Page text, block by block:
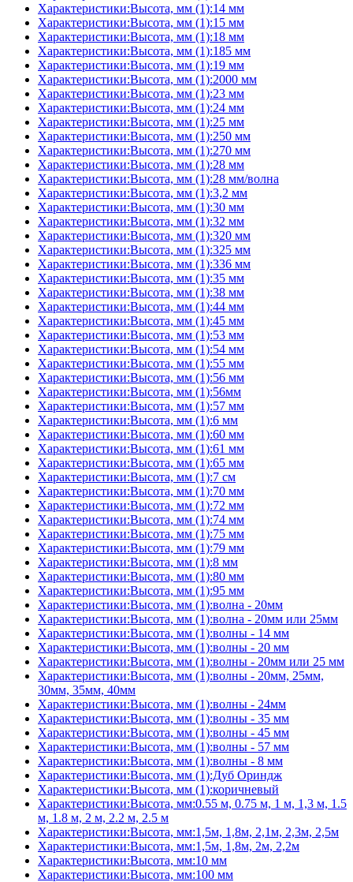
Характеристики:Высота, мм (1):14 мм
Характеристики:Высота, мм (1):15 мм
Характеристики:Высота, мм (1):18 мм
Характеристики:Высота, мм (1):185 мм
Характеристики:Высота, мм (1):19 мм
Характеристики:Высота, мм (1):2000 мм
Характеристики:Высота, мм (1):23 мм
Характеристики:Высота, мм (1):24 мм
Характеристики:Высота, мм (1):25 мм
Характеристики:Высота, мм (1):250 мм
Характеристики:Высота, мм (1):270 мм
Характеристики:Высота, мм (1):28 мм
Характеристики:Высота, мм (1):28 мм/волна
Характеристики:Высота, мм (1):3,2 мм
Характеристики:Высота, мм (1):30 мм
Характеристики:Высота, мм (1):32 мм
Характеристики:Высота, мм (1):320 мм
Характеристики:Высота, мм (1):325 мм
Характеристики:Высота, мм (1):336 мм
Характеристики:Высота, мм (1):35 мм
Характеристики:Высота, мм (1):38 мм
Характеристики:Высота, мм (1):44 мм
Характеристики:Высота, мм (1):45 мм
Характеристики:Высота, мм (1):53 мм
Характеристики:Высота, мм (1):54 мм
Характеристики:Высота, мм (1):55 мм
Характеристики:Высота, мм (1):56 мм
Характеристики:Высота, мм (1):56мм
Характеристики:Высота, мм (1):57 мм
Характеристики:Высота, мм (1):6 мм
Характеристики:Высота, мм (1):60 мм
Характеристики:Высота, мм (1):61 мм
Характеристики:Высота, мм (1):65 мм
Характеристики:Высота, мм (1):7 см
Характеристики:Высота, мм (1):70 мм
Характеристики:Высота, мм (1):72 мм
Характеристики:Высота, мм (1):74 мм
Характеристики:Высота, мм (1):75 мм
Характеристики:Высота, мм (1):79 мм
Характеристики:Высота, мм (1):8 мм
Характеристики:Высота, мм (1):80 мм
Характеристики:Высота, мм (1):95 мм
Характеристики:Высота, мм (1):волна - 20мм
Характеристики:Высота, мм (1):волна - 20мм или 25мм
Характеристики:Высота, мм (1):волны - 14 мм
Характеристики:Высота, мм (1):волны - 20 мм
Характеристики:Высота, мм (1):волны - 20мм или 25 мм
Характеристики:Высота, мм (1):волны - 20мм, 25мм,
30мм, 35мм, 40мм
Характеристики:Высота, мм (1):волны - 24мм
Характеристики:Высота, мм (1):волны - 35 мм
Характеристики:Высота, мм (1):волны - 45 мм
Характеристики:Высота, мм (1):волны - 57 мм
Характеристики:Высота, мм (1):волны - 8 мм
Характеристики:Высота, мм (1):Дуб Ориндж
Характеристики:Высота, мм (1):коричневый
Характеристики:Высота, мм:0.55 м, 0.75 м, 1 м, 1,3 м, 1.5
м, 1.8 м, 2 м, 2.2 м, 2.5 м
Характеристики:Высота, мм:1,5м, 1,8м, 2,1м, 2,3м, 2,5м
Характеристики:Высота, мм:1,5м, 1,8м, 2м, 2,2м
Характеристики:Высота, мм:10 мм
Характеристики:Высота, мм:100 мм